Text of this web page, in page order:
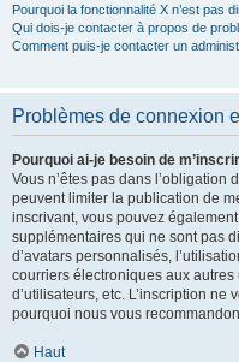
Pourquoi la fonctionnalité X n’est pas
Qui dois-je contacter à propos de
Comment puis-je contacter un
Problèmes de connexion
Pourquoi ai-je besoin de
Vous n’êtes pas dans l’obligation
peuvent limiter la publication de
inscrivant, vous pouvez
supplémentaires qui ne sont pas
d’avatars personnalisés,
courriers électroniques aux
d’utilisateurs, etc. L’inscription ne
pourquoi nous vous
Haut